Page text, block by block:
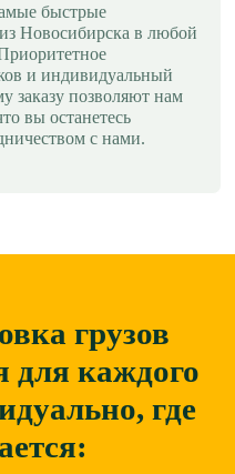
быстрые
Новосибирска в любой
и индивидуальный
заказу позволяют нам
вы останетесь
с нами.
грузов
для каждого
где